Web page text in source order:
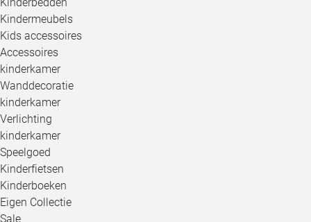
Kindermeubels
Kids accessoires
Accessoires
kinderkamer
Wanddecoratie
kinderkamer
Verlichting
kinderkamer
Speelgoed
Kinderfietsen
Kinderboeken
Eigen Collectie
Sale